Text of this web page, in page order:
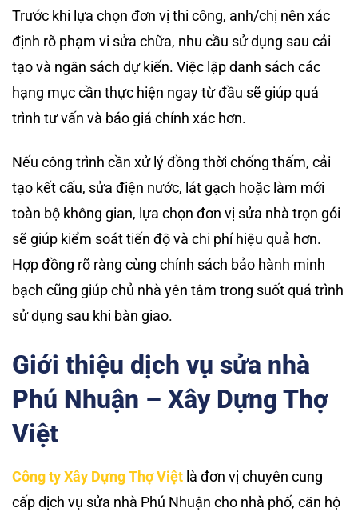
Trước khi lựa chọn đơn vị thi công, anh/chị nên xác
định rõ phạm vi sửa chữa, nhu cầu sử dụng sau cải
tạo và ngân sách dự kiến. Việc lập danh sách các
hạng mục cần thực hiện ngay từ đầu sẽ giúp quá
trình tư vấn và báo giá chính xác hơn.
Nếu công trình cần xử lý đồng thời chống thấm, cải
tạo kết cấu, sửa điện nước, lát gạch hoặc làm mới
toàn bộ không gian, lựa chọn đơn vị sửa nhà trọn gói
sẽ giúp kiểm soát tiến độ và chi phí hiệu quả hơn.
Hợp đồng rõ ràng cùng chính sách bảo hành minh
bạch cũng giúp chủ nhà yên tâm trong suốt quá trình
sử dụng sau khi bàn giao.
Giới thiệu dịch vụ sửa nhà
Phú Nhuận – Xây Dựng Thợ
Việt
Công ty Xây Dựng Thợ Việt là đơn vị chuyên cung
cấp dịch vụ sửa nhà Phú Nhuận cho nhà phố, căn hộ